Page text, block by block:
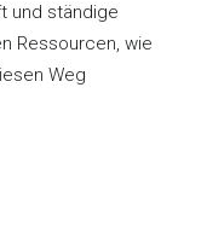
und ständige
Ressourcen, wie
Weg